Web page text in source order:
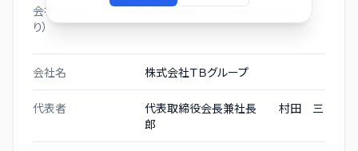
会社プロフィール（有価証券報告書および gBizINFO よ
り）
会社名 株式会社ＴＢグループ
代表者
代表取締役会長兼社長 村田 三
郎